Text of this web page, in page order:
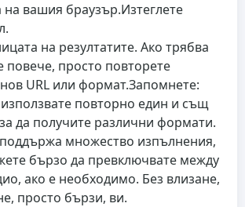
на вашия браузър.Изтеглете
на резултатите. Ако трябва
повече, просто повторете
URL или формат.Запомнете:
повторно един и същ
да получите различни формати.
множество изпълнения,
бързо да превключвате между
ако е необходимо. Без влизане,
просто бързи, ви.